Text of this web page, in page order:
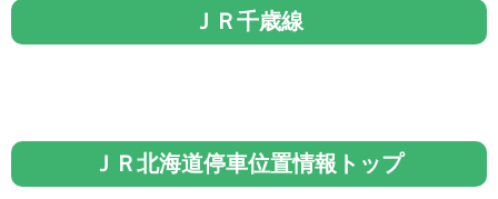
ＪＲ千歳線
ＪＲ北海道停車位置情報トップ